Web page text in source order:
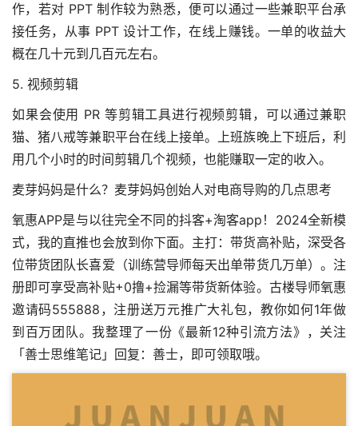
作，若对 PPT 制作较为熟悉，便可以通过一些兼职平台承
接任务，从事 PPT 设计工作，在线上赚钱。一单的收益大
概在几十元到几百元左右。
5. 视频剪辑
如果会使用 PR 等剪辑工具进行视频剪辑，可以通过兼职
猫、猪八戒等兼职平台在线上接单。上班族晚上下班后，利
用几个小时的时间剪辑几个视频，也能赚取一定的收入。
麦芽妈妈是什么？麦芽妈妈创始人对电商导购的几点思考
氧惠APP是与以往完全不同的抖客+淘客app！2024全新模
式，我的直推也会放到你下面。主打：带货高补贴，深受各
位带货团队长喜爱（训练营导师每天出单带货几万单）。注
册即可享受高补贴+0撸+捡漏等带货新体验。古楼导师氧惠
邀请码555888，注册送万元推广大礼包，教你如何1年做
到百万团队。我整理了一份《最新12种引流方法》，关注
「善士思维笔记」回复：善士，即可领取哦。